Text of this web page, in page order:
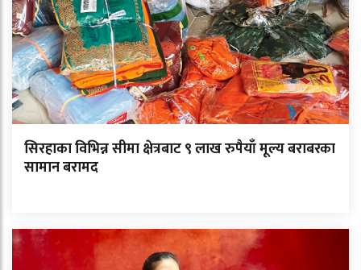
सिरहाका विभिन्न सीमा क्षेत्रबाट ९ लाख रुपैयाँ मूल्य बराबरका
सामान बरामद